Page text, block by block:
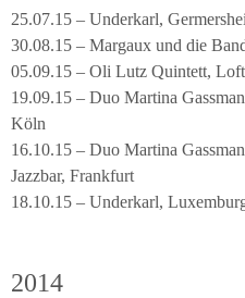
25.07.15 – Underkarl,
30.08.15 – Margaux und die
05.09.15 – Oli Lutz Quintett,
19.09.15 – Duo Martina
Köln
16.10.15 – Duo Martina
Jazzbar, Frankfurt
18.10.15 – Underkarl,
2014